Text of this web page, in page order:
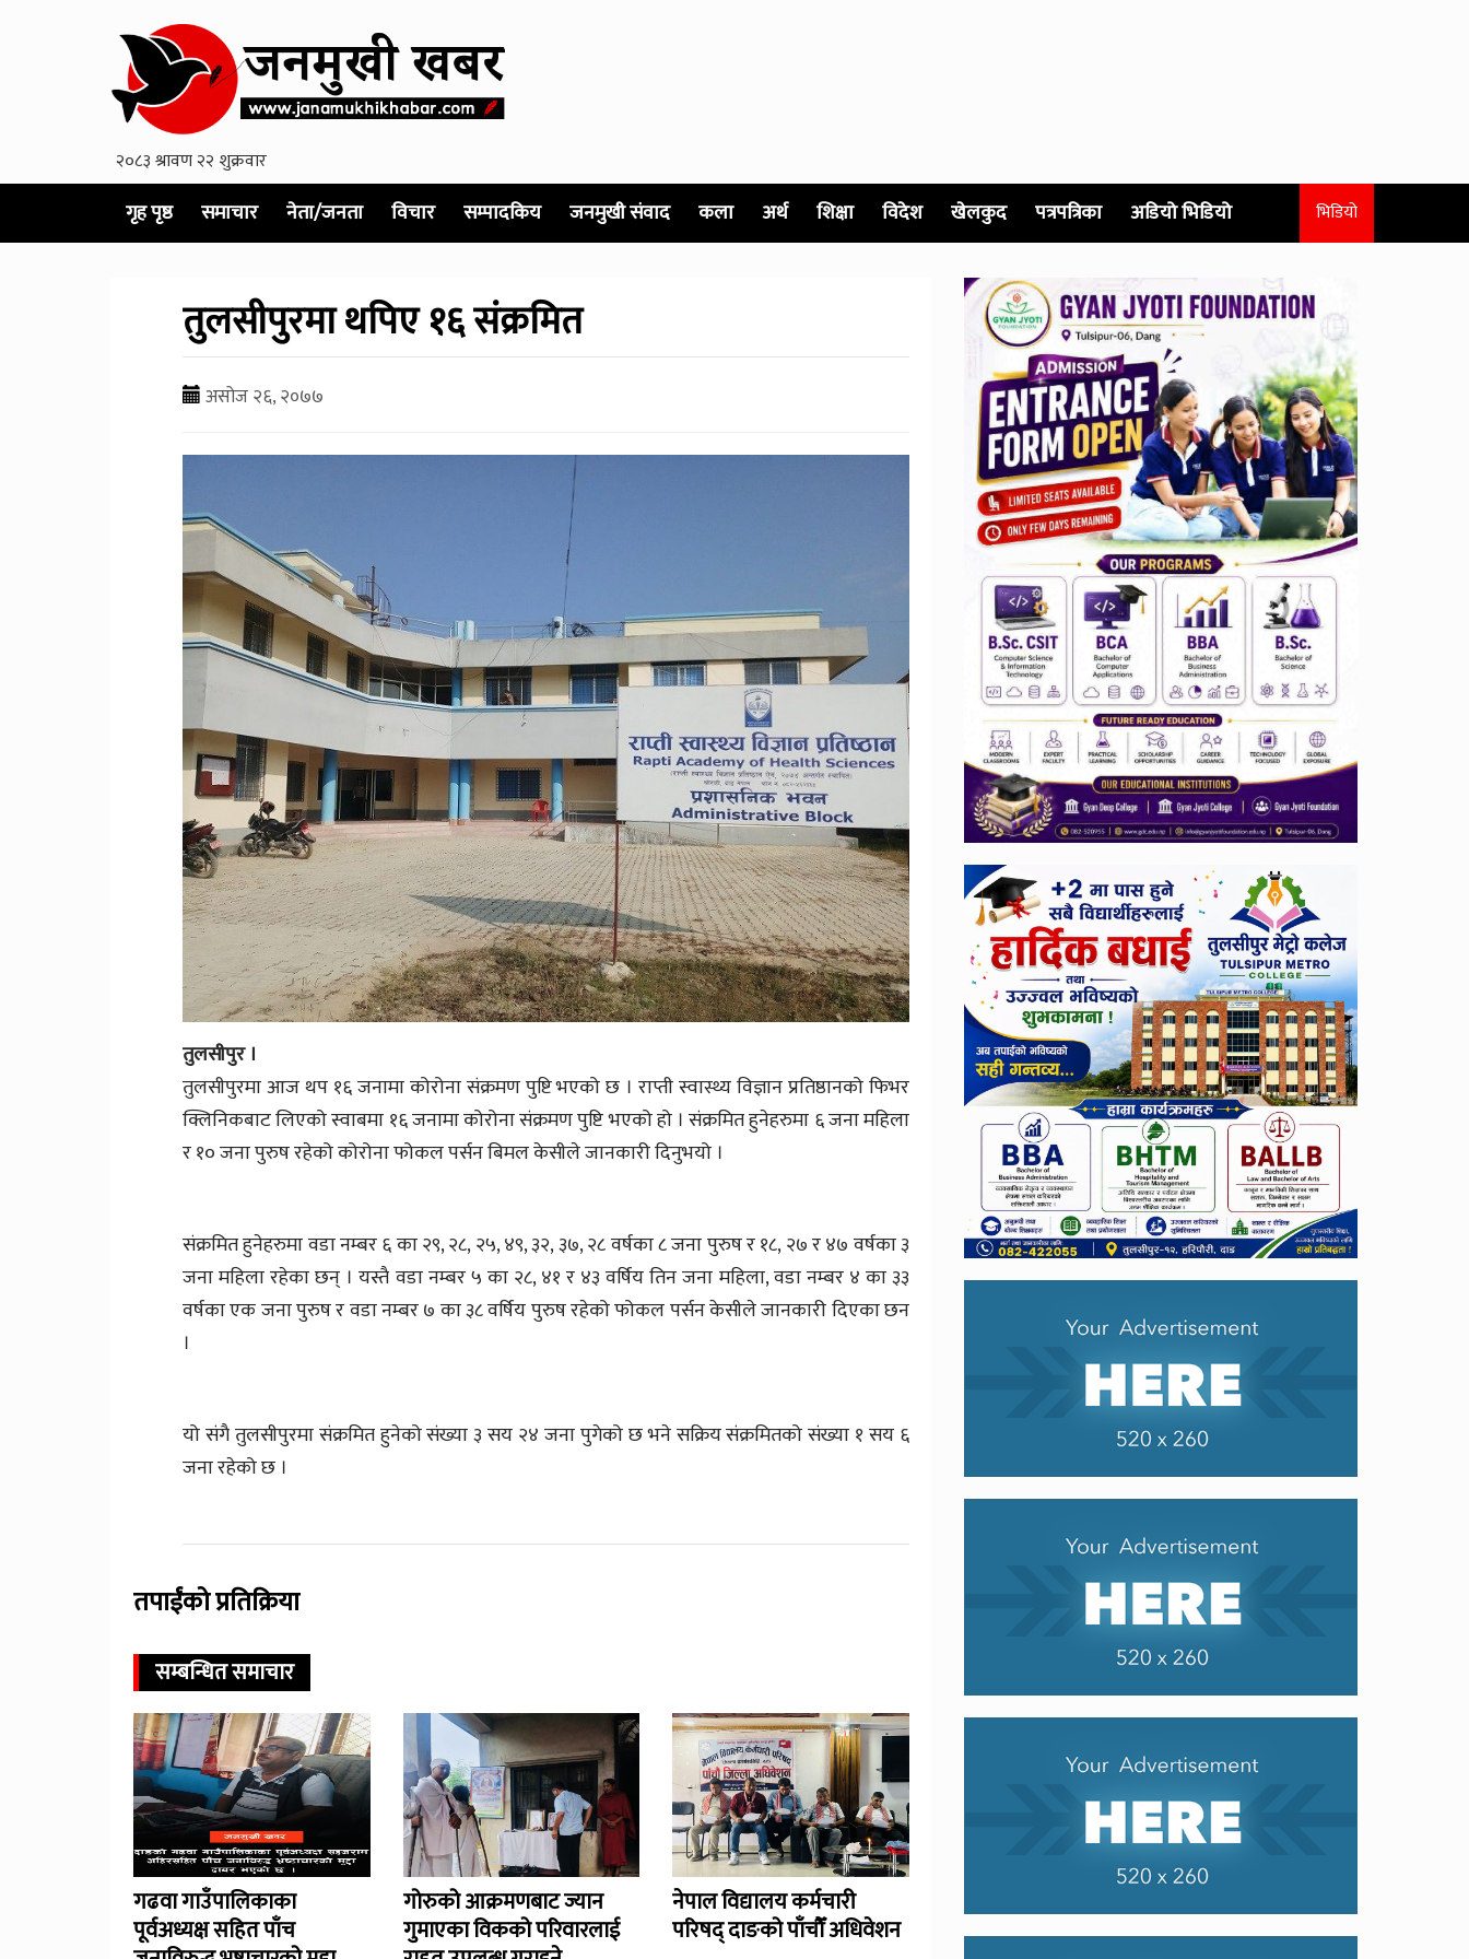
गृह पृष्ठ समाचार नेता/जनता विचार सम्पादकिय जनमुखी संवाद कला अर्थ शिक्षा विदेश खेलकुद पत्रपत्रिका अडियो भिडियो भिडियो
तुलसीपुरमा थपिए १६ संक्रमित
असोज २६, २०७७
तुलसीपुर ।
तुलसीपुरमा आज थप १६ जनामा कोरोना संक्रमण पुष्टि भएको छ । राप्ती स्वास्थ्य विज्ञान प्रतिष्ठानको फिभर
क्लिनिकबाट लिएको स्वाबमा १६ जनामा कोरोना संक्रमण पुष्टि भएको हो । संक्रमित हुनेहरुमा ६ जना महिला
र १० जना पुरुष रहेको कोरोना फोकल पर्सन बिमल केसीले जानकारी दिनुभयो ।
संक्रमित हुनेहरुमा वडा नम्बर ६ का २९, २८, २५, ४९, ३२, ३७, २८ वर्षका ८ जना पुरुष र १८, २७ र ४७ वर्षका ३
जना महिला रहेका छन् । यस्तै वडा नम्बर ५ का २८, ४१ र ४३ वर्षिय तिन जना महिला, वडा नम्बर ४ का ३३
वर्षका एक जना पुरुष र वडा नम्बर ७ का ३८ वर्षिय पुरुष रहेको फोकल पर्सन केसीले जानकारी दिएका छन
।
यो संगै तुलसीपुरमा संक्रमित हुनेको संख्या ३ सय २४ जना पुगेको छ भने सक्रिय संक्रमितको संख्या १ सय ६
जना रहेको छ ।
तपाईंको प्रतिक्रिया
सम्बन्धित समाचार
गढवा गाउँपालिकाका
पूर्वअध्यक्ष सहित पाँच
गोरुको आक्रमणबाट ज्यान
गुमाएका विकको परिवारलाई
नेपाल विद्यालय कर्मचारी
परिषद् दाङको पाँचौँ अधिवेशन